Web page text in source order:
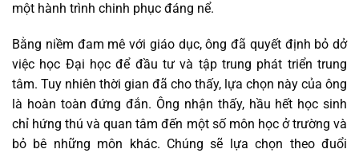
một hành trình chinh phục đáng nể.
Bằng niềm đam mê với giáo dục, ông đã quyết định bỏ dở
việc học Đại học để đầu tư và tập trung phát triển trung
tâm. Tuy nhiên thời gian đã cho thấy, lựa chọn này của ông
là hoàn toàn đứng đắn. Ông nhận thấy, hầu hết học sinh
chỉ hứng thú và quan tâm đến một số môn học ở trường và
bỏ bê những môn khác. Chúng sẽ lựa chọn theo đuổi